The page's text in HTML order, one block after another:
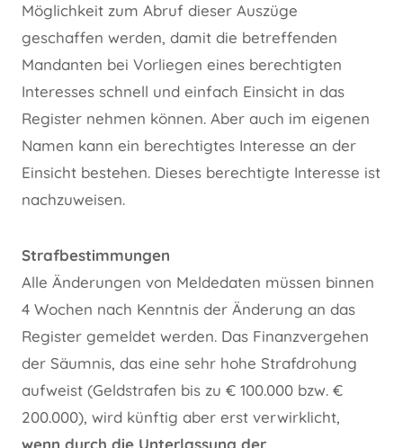
Möglichkeit zum Abruf dieser Auszüge
geschaffen werden, damit die betreffenden
Mandanten bei Vorliegen eines berechtigten
Interesses schnell und einfach Einsicht in das
Register nehmen können. Aber auch im eigenen
Namen kann ein berechtigtes Interesse an der
Einsicht bestehen. Dieses berechtigte Interesse ist
nachzuweisen.
Strafbestimmungen
Alle Änderungen von Meldedaten müssen binnen
4 Wochen nach Kenntnis der Änderung an das
Register gemeldet werden. Das Finanzvergehen
der Säumnis, das eine sehr hohe Strafdrohung
aufweist (Geldstrafen bis zu € 100.000 bzw. €
200.000), wird künftig aber erst verwirklicht,
wenn durch die Unterlassung der